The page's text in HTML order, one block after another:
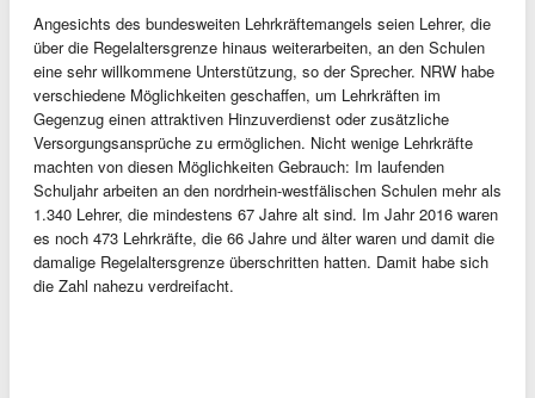
Angesichts des bundesweiten Lehrkräftemangels seien Lehrer, die
über die Regelaltersgrenze hinaus weiterarbeiten, an den Schulen
eine sehr willkommene Unterstützung, so der Sprecher. NRW habe
verschiedene Möglichkeiten geschaffen, um Lehrkräften im
Gegenzug einen attraktiven Hinzuverdienst oder zusätzliche
Versorgungsansprüche zu ermöglichen. Nicht wenige Lehrkräfte
machten von diesen Möglichkeiten Gebrauch: Im laufenden
Schuljahr arbeiten an den nordrhein-westfälischen Schulen mehr als
1.340 Lehrer, die mindestens 67 Jahre alt sind. Im Jahr 2016 waren
es noch 473 Lehrkräfte, die 66 Jahre und älter waren und damit die
damalige Regelaltersgrenze überschritten hatten. Damit habe sich
die Zahl nahezu verdreifacht.